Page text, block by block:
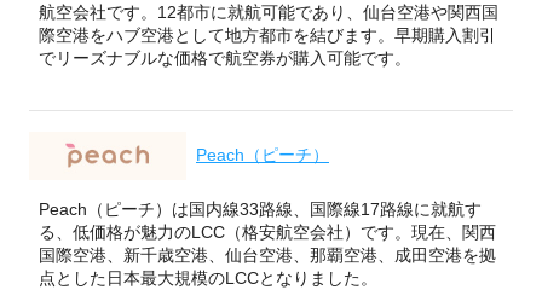
航空会社です。12都市に就航可能であり、仙台空港や関西国
際空港をハブ空港として地方都市を結びます。早期購入割引
でリーズナブルな価格で航空券が購入可能です。
Peach（ピーチ）
Peach（ピーチ）は国内線33路線、国際線17路線に就航す
る、低価格が魅力のLCC（格安航空会社）です。現在、関西
国際空港、新千歳空港、仙台空港、那覇空港、成田空港を拠
点とした日本最大規模のLCCとなりました。